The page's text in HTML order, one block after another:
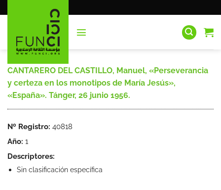
al
CANTARERO DEL CASTILLO, Manuel, «Perseverancia
y certeza en los monotipos de María Jesús»,
«España». Tánger, 26 junio 1956.
Nº Registro: 40818
Año: 1
Descriptores:
Sin clasificación específica